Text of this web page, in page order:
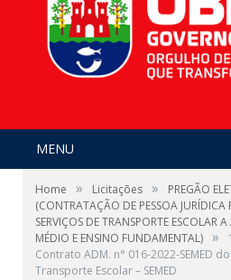
MENU
Home » Licitações »
PREGÃO
(CONTRATAÇÃO DE PESSOA JURÍDICA
SERVIÇOS DE TRANSPORTE ESCOLAR
MÉDIO E ENSINO FUNDAMENTAL) »
Contrato ADM. n° 016-2022-SEMED
Transporte Escolar – SEMED